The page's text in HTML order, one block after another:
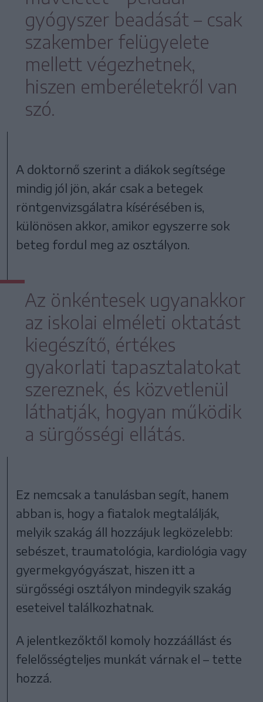
gyógyszer beadását – csak
szakember felügyelete
mellett végezhetnek,
hiszen emberéletekről van
szó.
A doktornő szerint a diákok segítsége
mindig jól jön, akár csak a betegek
röntgenvizsgálatra kísérésében is,
különösen akkor, amikor egyszerre sok
beteg fordul meg az osztályon.
Az önkéntesek ugyanakkor
az iskolai elméleti oktatást
kiegészítő, értékes
gyakorlati tapasztalatokat
szereznek, és közvetlenül
láthatják, hogyan működik
a sürgősségi ellátás.
Ez nemcsak a tanulásban segít, hanem
abban is, hogy a fiatalok megtalálják,
melyik szakág áll hozzájuk legközelebb:
sebészet, traumatológia, kardiológia vagy
gyermekgyógyászat, hiszen itt a
sürgősségi osztályon mindegyik szakág
eseteivel találkozhatnak.
A jelentkezőktől komoly hozzáállást és
felelősségteljes munkát várnak el – tette
hozzá.